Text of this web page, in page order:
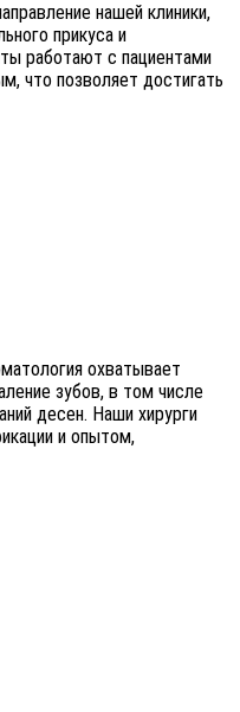
нашей клиники,
прикуса и
работают с пациентами
что позволяет достигать
охватывает
зубов, в том числе
десен. Наши хирурги
и опытом,